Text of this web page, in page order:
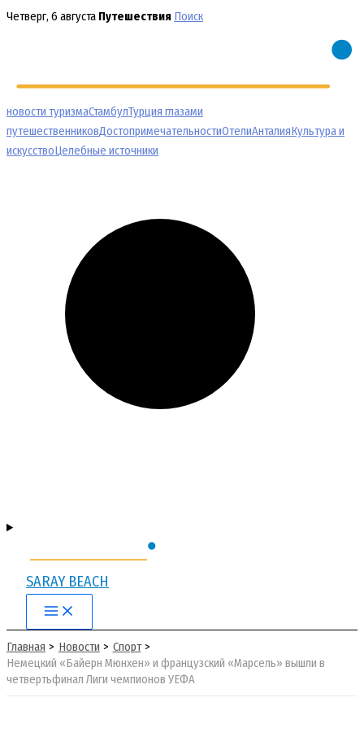
Перейти
Четверг, 6 августа Путешествия Поиск
новости туризмаСтамбулТурция глазами
путешественниковДостопримечательностиОтелиАнталияКультура и
искусствоЦелебные источники
SARAY BEACH
Main
Menu
Главная Новости
Спорт
Немецкий «Байерн Мюнхен» и французский «Марсель» вышли в
четвертьфинал Лиги чемпионов УЕФА